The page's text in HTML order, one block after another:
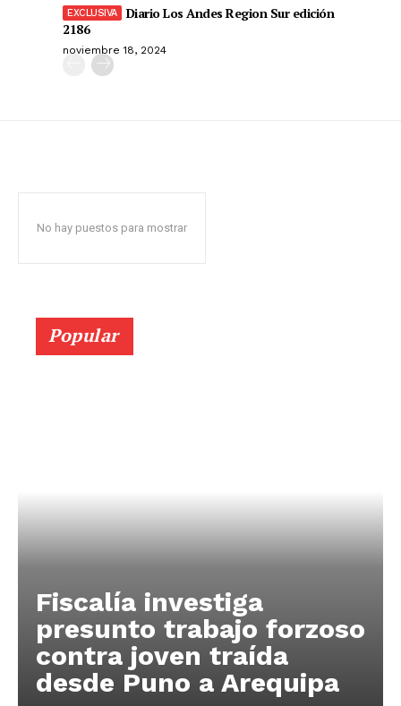
Diario Los Andes Region Sur edición
2186
noviembre 18, 2024
No hay puestos para mostrar
Popular
Fiscalía investiga
presunto trabajo forzoso
contra joven traída
desde Puno a Arequipa